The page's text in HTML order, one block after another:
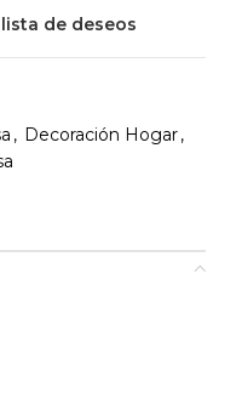
de deseos
, Decoración Hogar,